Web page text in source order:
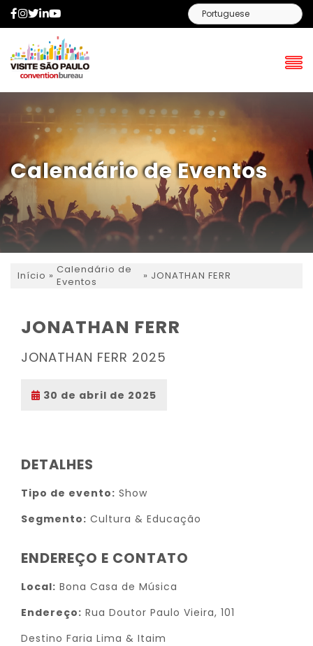
Facebook
Instagram
Twitter
LinkedIn
Calendário de Eventos
Início » Calendário de
Eventos
» JONATHAN FERR
JONATHAN FERR
JONATHAN FERR 2025
30 de abril de 2025
DETALHES
Tipo de evento: Show
Segmento: Cultura & Educação
ENDEREÇO E CONTATO
Local: Bona Casa de Música
Endereço: Rua Doutor Paulo Vieira, 101
Destino Faria Lima & Itaim